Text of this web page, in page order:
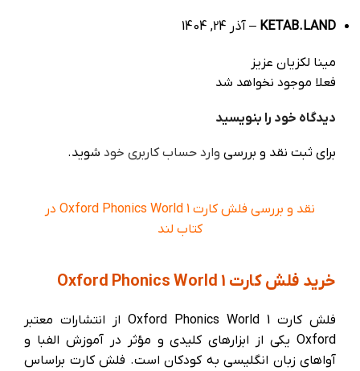
KETAB.LAND
– آذر 24, 1404
مینا لکزیان عزیز
فعلا موجود نخواهد شد
دیدگاه خود را بنویسید
برای ثبت نقد و بررسی وارد حساب کاربری خود شوید.
نقد و بررسی فلش کارت Oxford Phonics World 1 در
کتاب لند
خرید فلش کارت Oxford Phonics World 1
فلش کارت Oxford Phonics World 1 از انتشارات معتبر
Oxford یکی از ابزارهای کلیدی و مؤثر در آموزش الفبا و
آواهای زبان انگلیسی به کودکان است. فلش کارت براساس